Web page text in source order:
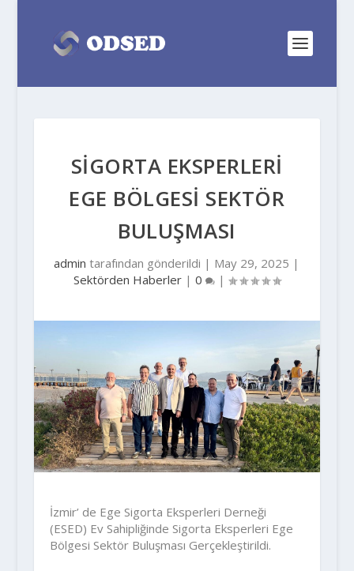
SİGORTA EKSPERLERİ
EGE BÖLGESİ SEKTÖR
BULUŞMASI
admin tarafından gönderildi | May 29, 2025 |
Sektörden Haberler| 0 |
İzmir’ de Ege Sigorta Eksperleri Derneği
(ESED) Ev Sahipliğinde Sigorta Eksperleri Ege
Bölgesi Sektör Buluşması Gerçekleştirildi.